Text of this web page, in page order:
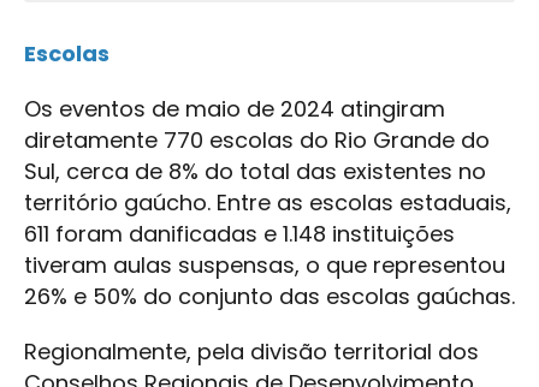
Escolas
Os eventos de maio de 2024 atingiram
diretamente 770 escolas do Rio Grande do
Sul, cerca de 8% do total das existentes no
território gaúcho. Entre as escolas estaduais,
611 foram danificadas e 1.148 instituições
tiveram aulas suspensas, o que representou
26% e 50% do conjunto das escolas gaúchas.
Regionalmente, pela divisão territorial dos